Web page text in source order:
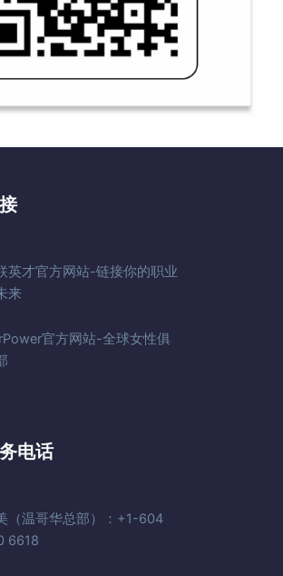
英才官方网站-链接你的职业
来
官方网站-全球女性俱
电话
（温哥华总部）：+1-604
6618